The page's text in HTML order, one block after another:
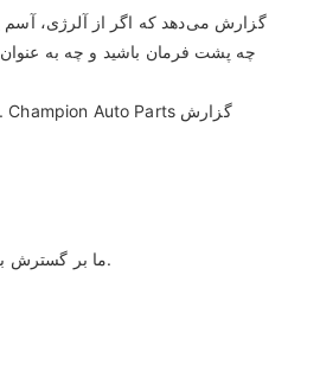
ما بر گسترش بازار بین‌المللی فیلترهای کابین خودرو تمرکز کرده‌ایم. تاکنون، همکاری‌های تجاری خود را در ایالات متحده آمریکا، آفریقای جنوبی، استرالیا، انگلستان و سایر کشورها برقرار کرده‌ایم.